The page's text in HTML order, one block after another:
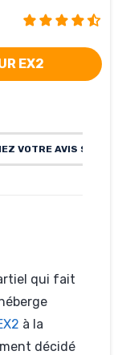
EX2
VOTRE AVIS SUR
qui fait
à la
décidé